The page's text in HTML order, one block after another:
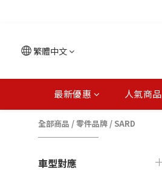
繁體中文
最新優惠 人氣商品
全部商品 /零件品牌 / SARD
車型對應